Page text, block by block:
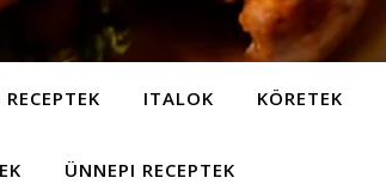
RECEPTEK ITALOK KÖRETEK
ÜNNEPI RECEPTEK